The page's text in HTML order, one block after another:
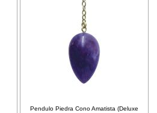
Pendulo Piedra Cono Amatista (Deluxe